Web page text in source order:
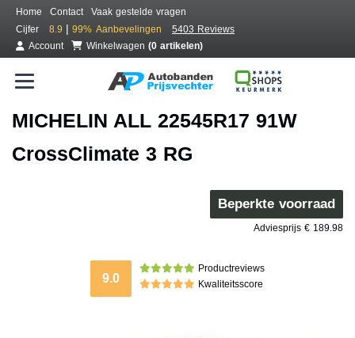
Home Contact
Vaak gestelde vragen
Cijfer
8.9 | 99% Aanbevelingen
5403 Reviews
Account
Winkelwagen (0 artikelen)
MICHELIN ALL 22545R17 91W
CrossClimate 3 RG
Beperkte voorraad
Adviesprijs € 189.98
9.0
Productreviews
Kwaliteitsscore